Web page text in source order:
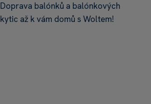
Doprava balónků a balónkových
kytic až k vám domů s Woltem!